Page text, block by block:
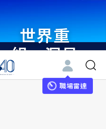
世界重
組・洞見
未來 與
世界領袖
職場雷達